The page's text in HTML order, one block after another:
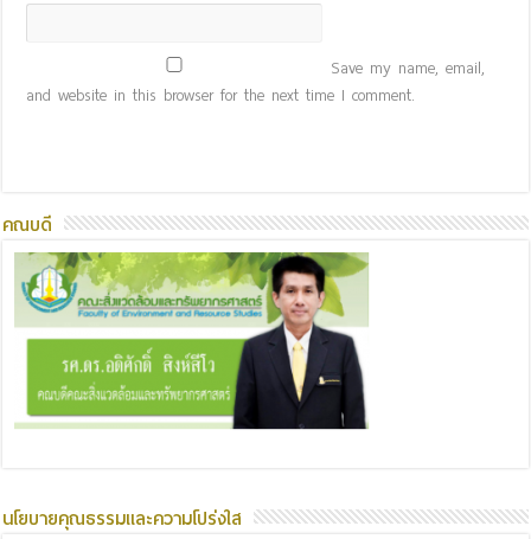
Save my name, email,
and website in this browser for the next time I comment.
คณบดี
นโยบายคุณธรรมและความโปร่งใส